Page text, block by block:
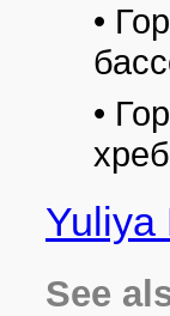
•
•
Yuliya
See